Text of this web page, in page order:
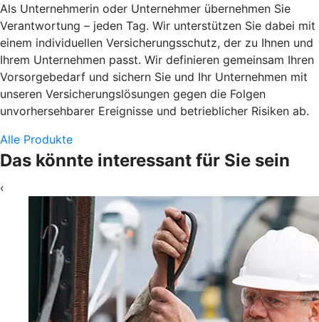
Als Unternehmerin oder Unternehmer übernehmen Sie
Verantwortung – jeden Tag. Wir unterstützen Sie dabei mit
einem individuellen Versicherungsschutz, der zu Ihnen und
Ihrem Unternehmen passt. Wir definieren gemeinsam Ihren
Vorsorgebedarf und sichern Sie und Ihr Unternehmen mit
unseren Versicherungslösungen gegen die Folgen
unvorhersehbarer Ereignisse und betrieblicher Risiken ab.
Alle Produkte
Das könnte interessant für Sie sein
‹